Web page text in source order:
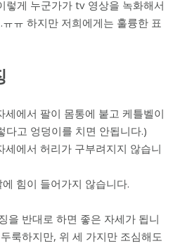
렇게 누군가가 tv 영상을 녹화해서
ㅠ 하지만 저희에게는 훌륭한 표
에서 팔이 몸통에 붙고 케틀벨이
다고 엉덩이를 치면 안됩니다.)
에서 허리가 구부려지지 않습니
힘이 들어가지 않습니다.
을 반대로 하면 좋은 자세가 됩니
룩하지만, 위 세 가지만 조심해도